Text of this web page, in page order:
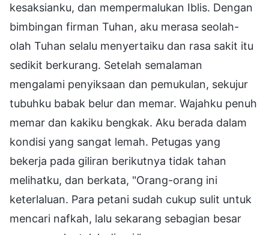
kesaksianku, dan mempermalukan Iblis. Dengan
bimbingan firman Tuhan, aku merasa seolah-
olah Tuhan selalu menyertaiku dan rasa sakit itu
sedikit berkurang. Setelah semalaman
mengalami penyiksaan dan pemukulan, sekujur
tubuhku babak belur dan memar. Wajahku penuh
memar dan kakiku bengkak. Aku berada dalam
kondisi yang sangat lemah. Petugas yang
bekerja pada giliran berikutnya tidak tahan
melihatku, dan berkata, "Orang-orang ini
keterlaluan. Para petani sudah cukup sulit untuk
mencari nafkah, lalu sekarang sebagian besar